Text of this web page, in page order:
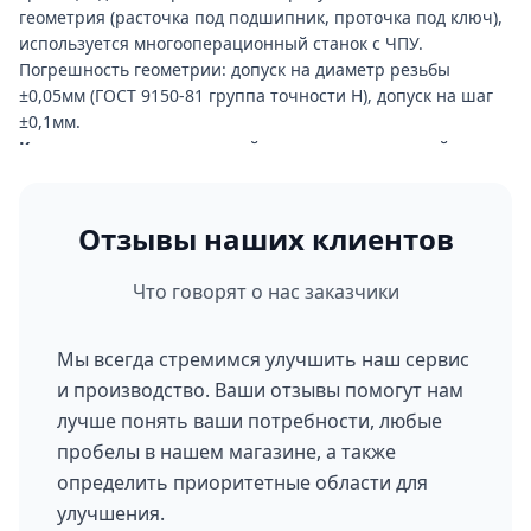
геометрия (расточка под подшипник, проточка под ключ),
используется многооперационный станок с ЧПУ.
Погрешность геометрии: допуск на диаметр резьбы
±0,05мм (ГОСТ 9150-81 группа точности Н), допуск на шаг
±0,1мм.
Контроль качества:
каждый винт перед отправкой
визуальный осмотр на трещины, раковины и наплывы под
лупой 10×. Партия (обычно 3–5 штук для длины 4800мм)
требуют протокола испытаний и сертификата качества по
Защита от коррозии (горячее оцинкование):после
механической обработки винты идут в линию ГО. Сталь
обезжиривается, травится в соляной кислоте (удаление
окалины), затем погружается в расплав цинка при 840–
860°C. Толщина покрытия измеряется толщиномером,
результат записывается в паспорт партии. Трещин от
цинкования при правильной технологии не возникает (в
Отзывы наших клиентов
Что говорят о нас заказчики
Мы всегда стремимся улучшить наш сервис
и производство. Ваши отзывы помогут нам
лучше понять ваши потребности, любые
пробелы в нашем магазине, а также
определить приоритетные области для
улучшения.